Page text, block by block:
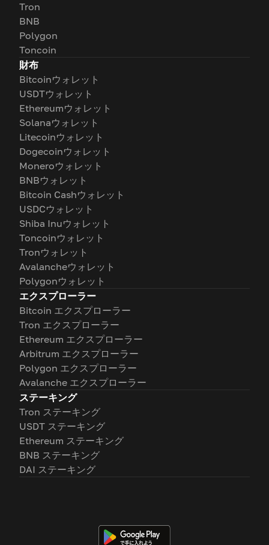
Tron
BNB
Polygon
Toncoin
財布
Bitcoinウォレット
USDTウォレット
Ethereumウォレット
Solanaウォレット
Litecoinウォレット
Dogecoinウォレット
Moneroウォレット
BNBウォレット
Bitcoin Cashウォレット
USDCウォレット
Shiba Inuウォレット
Toncoinウォレット
Tronウォレット
Avalancheウォレット
Polygonウォレット
エクスプローラー
Bitcoin エクスプローラー
Tron エクスプローラー
Ethereum エクスプローラー
Arbitrum エクスプローラー
Polygon エクスプローラー
Avalanche エクスプローラー
ステーキング
Tron ステーキング
USDT ステーキング
Ethereum ステーキング
BNB ステーキング
DAI ステーキング